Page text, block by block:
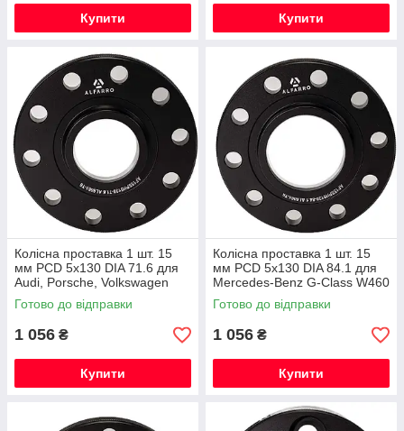
Купити Купити
Колісна проставка 1 шт. 15
мм PCD 5x130 DIA 71.6 для
Audi, Porsche, Volkswagen
(Кована)
Готово до відправки
1 056 ₴
Купити
Колісна проставка 1 шт. 15
мм PCD 5x130 DIA 84.1 для
Mercedes-Benz G-Class W460
W461 W463 (Кована)
Готово до відправки
1 056 ₴
Купити